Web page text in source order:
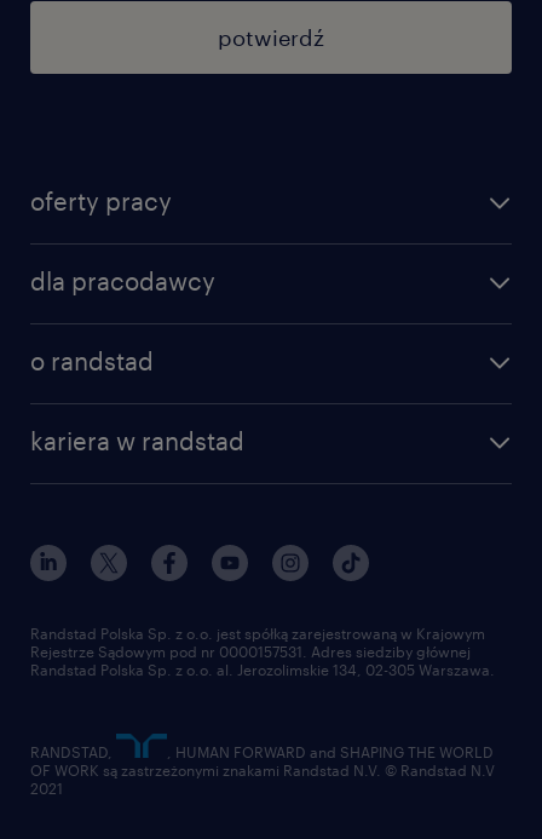
potwierdź
oferty pracy
specjalizacje
praca w amazon
dla pracodawcy
o randstad
dla mediów
dla dostawców
kariera w randstad
nasz świat
pracuj w randstad
złóż CV
Randstad Polska Sp. z o.o. jest spółką zarejestrowaną w Krajowym
Rejestrze Sądowym pod nr 0000157531. Adres siedziby głównej
Randstad Polska Sp. z o.o. al. Jerozolimskie 134, 02-305 Warszawa.
RANDSTAD,
, HUMAN FORWARD and SHAPING THE WORLD
OF WORK są zastrzeżonymi znakami Randstad N.V. © Randstad N.V
2021